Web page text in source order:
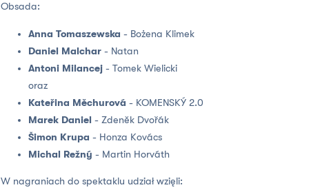
Obsada:
Anna Tomaszewska- Bożena Klimek
Daniel Malchar- Natan
Antoni Milancej - Tomek Wielicki
oraz
Kateřina Měchurová- KOMENSKÝ 2.0
Marek Daniel - Zdeněk Dvořák
Šimon Krupa- Honza Kovács
Michal Režný - Martin Horváth
W nagraniach do spektaklu udział wzięli: